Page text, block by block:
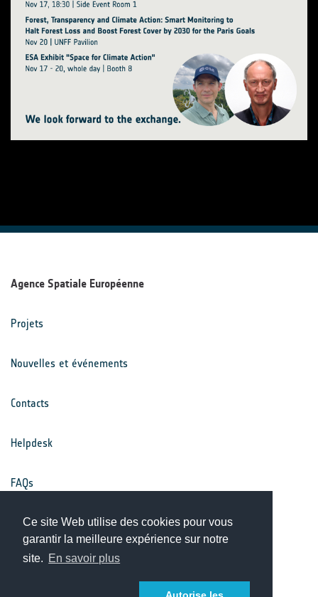
Ce site Web utilise des cookies pour vous
garantir la meilleure expérience sur notre
site. En savoir plus
Agence Spatiale Européenne
Projets
Nouvelles et événements
Contacts
Helpdesk
FAQs
Conditions générales
Avis de confidentialité